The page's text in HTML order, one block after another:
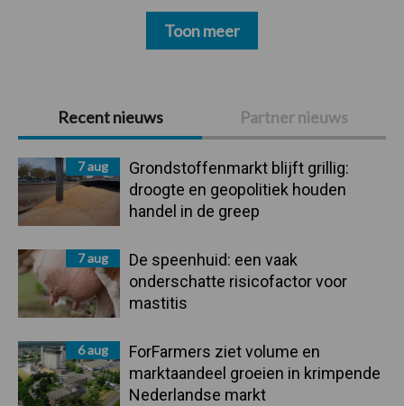
Primaire
Sidebar
Recent nieuws Partner nieuws
7 aug
Grondstoffenmarkt blijft grillig:
droogte en geopolitiek houden
handel in de greep
7 aug
De speenhuid: een vaak
onderschatte risicofactor voor
mastitis
6 aug
ForFarmers ziet volume en
marktaandeel groeien in krimpende
Nederlandse markt
Toon meer